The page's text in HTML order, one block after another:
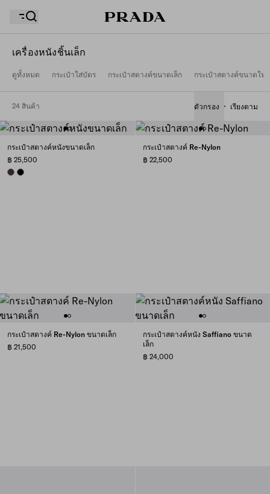
ถุงช้อปปิ้งของคุณว่างเปล่า
รายการสิ่งที่อยากได้ของคุณว่างเปล่า สำรวจคอลเล็กชั่น
ต่างๆ บันทึกสินค้าโปรดของคุณ และเก็บรวบรวมไว้ที่นี่
เครื่องหนังชิ้นเล็ก
ดูทั้งหมด กระเป๋าใส่บัตร กระเป๋าสตางค์ขนาดเล็ก กระเป๋าสตางค์ขนาดให
24 สินค้า ตัวกรอง เรียงตาม
กระเป๋าสตางค์หนังขนาดเล็ก
฿ 25,500
DARK BROWN
BLACK
กระเป๋าสตางค์ Re-Nylon
฿ 22,500
กระเป๋าสตางค์ Re-Nylon ขนาดเล็ก
฿ 21,500
กระเป๋าสตางค์หนัง Saffiano ขนาด
เล็ก
฿ 24,000